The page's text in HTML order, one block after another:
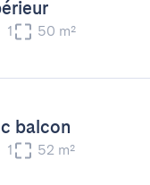
1 50 m²
balcon
1 52 m²